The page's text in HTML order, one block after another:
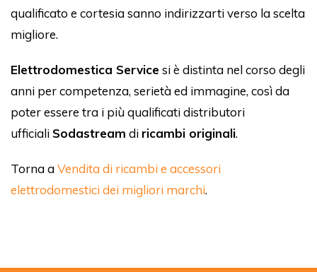
qualificato e cortesia sanno indirizzarti verso la scelta
migliore.
Elettrodomestica Servicesi è distinta nel corso degli
anni per competenza, serietà ed immagine, così da
poter essere tra i più qualificati distributori
ufficiali Sodastream di ricambi originali.
Torna aVendita di ricambi e accessori
elettrodomestici dei migliori marchi.